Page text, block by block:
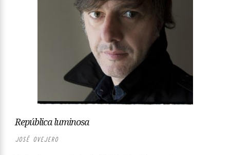
República luminosa
JOSÉ OVEJERO